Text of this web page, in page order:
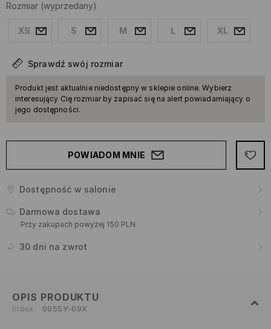
Rozmiar (wyprzedany)
XS S M L XL
Sprawdź swój rozmiar
Produkt jest aktualnie niedostępny w sklepie online. Wybierz
interesujący Cię rozmiar by zapisać się na alert powiadamiający o
jego dostępności.
POWIADOM MNIE
Dostępność w salonie
Darmowa dostawa
Przy zakupach powyżej 150 PLN
30 dni na zwrot
OPIS PRODUKTU
Index 9955Y-09X